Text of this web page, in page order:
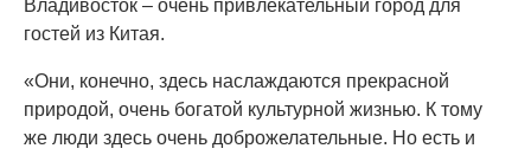
Владивосток – очень привлекательный город для
гостей из Китая.
«Они, конечно, здесь наслаждаются прекрасной
природой, очень богатой культурной жизнью. К тому
же люди здесь очень доброжелательные. Но есть и